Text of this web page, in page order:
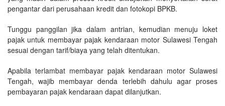
pengantar dari perusahaan kredit dan fotokopi BPKB.
Tunggu panggilan jika dalam antrian, kemudian menuju loket
pajak untuk membayar pajak kendaraan motor Sulawesi Tengah
sesuai dengan tarif/biaya yang telah ditentukan.
Apabila terlambat membayar pajak kendaraan motor Sulawesi
Tengah, wajib membayar denda terlebih dahulu agar proses
pembayaran pajak kendaraan dapat dilanjutkan.